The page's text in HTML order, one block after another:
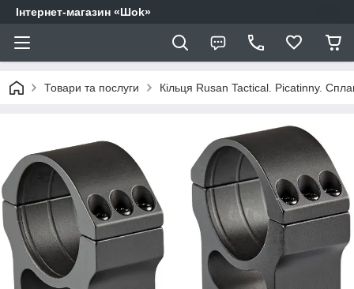
Інтернет-магазин «Шоk»
Товари та послуги Кільця Rusan Tactical. Picatinny.